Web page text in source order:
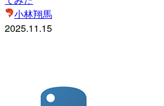
小林翔馬
2025.11.15